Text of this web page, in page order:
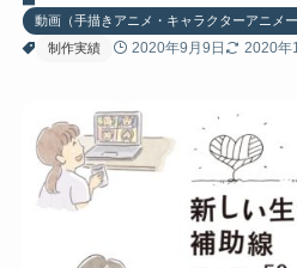
動画（手描きアニメ・キャラクターアニメ
制作実績
2020年9月9日 2020年